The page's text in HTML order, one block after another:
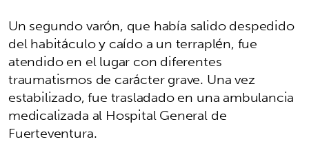
Un segundo varón, que había salido despedido
del habitáculo y caído a un terraplén, fue
atendido en el lugar con diferentes
traumatismos de carácter grave. Una vez
estabilizado, fue trasladado en una ambulancia
medicalizada al Hospital General de
Fuerteventura.